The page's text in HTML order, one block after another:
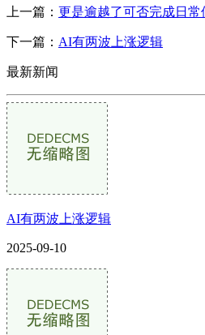
上一篇： 更是逾越了可否完成日常
下一篇： AI有两波上涨逻辑
最新新闻
AI有两波上涨逻辑
2025-09-10